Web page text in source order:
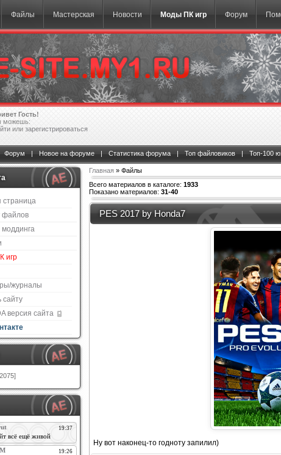
Файлы Мастерская Новости Моды ПК игр Форум
Гость!
можешь:
или зарегистрироваться
Форум | Новое на форуме | Статистика форума | Топ файловиков | Топ-100
страница
файлов
моддинга
игр
журналы
версия сайта
Главная » Файлы
Всего материалов в каталоге: 1933
Показано материалов: 31-40
PES 2017 by Honda7
Ну вот наконец-то годноту запилил)